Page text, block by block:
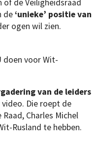
of de Veiligheidsraad
de‘unieke’ positie van
ogen wil zien.
doen voor Wit-
van de leiders
video. Die roept de
Charles Michel
Rusland te hebben.